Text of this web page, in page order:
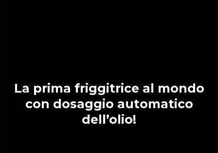
La prima friggitrice al mondo
con dosaggio automatico
dell’olio!